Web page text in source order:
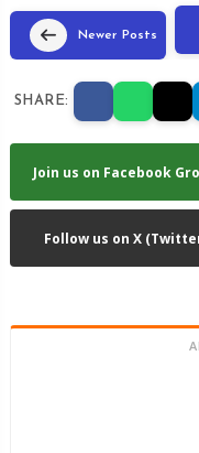
Newer Posts
SHARE:
Join us on Facebook
Follow us on X